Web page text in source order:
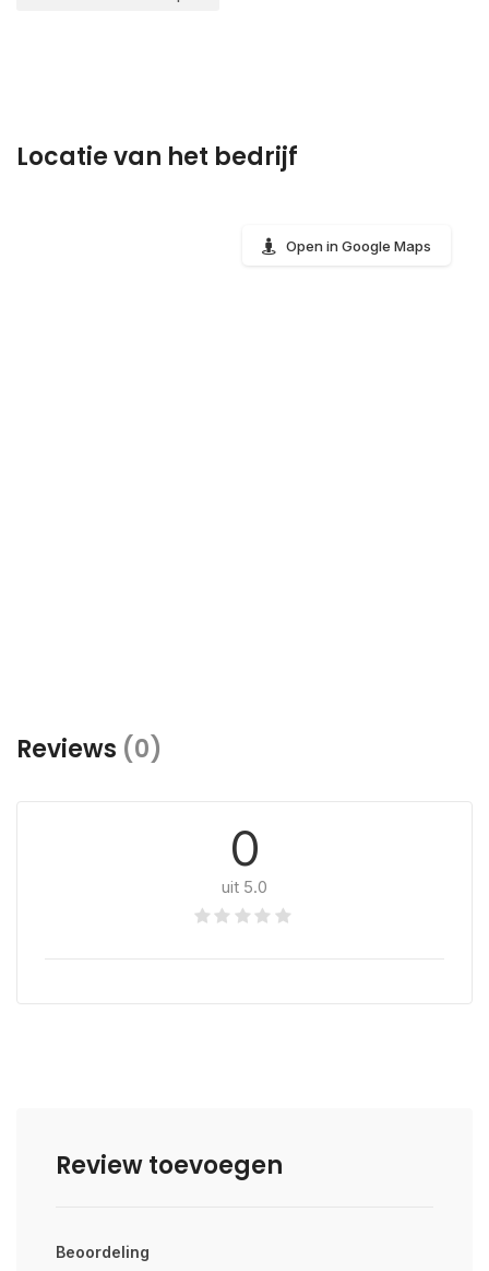
Locatie van het bedrijf
Open in Google Maps
Reviews (0)
0
uit 5.0
Review toevoegen
Beoordeling